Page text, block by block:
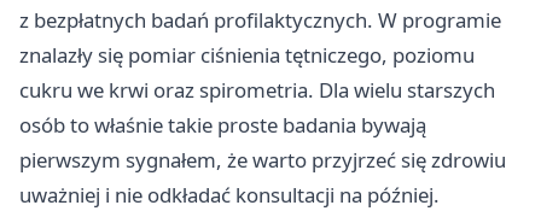
z bezpłatnych badań profilaktycznych. W programie
znalazły się pomiar ciśnienia tętniczego, poziomu
cukru we krwi oraz spirometria. Dla wielu starszych
osób to właśnie takie proste badania bywają
pierwszym sygnałem, że warto przyjrzeć się zdrowiu
uważniej i nie odkładać konsultacji na później.